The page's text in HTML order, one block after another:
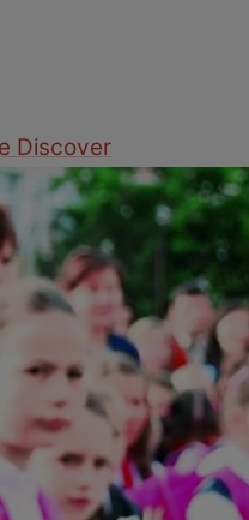
Discover